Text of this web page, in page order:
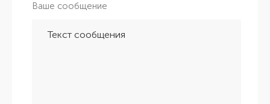
Ваше сообщение